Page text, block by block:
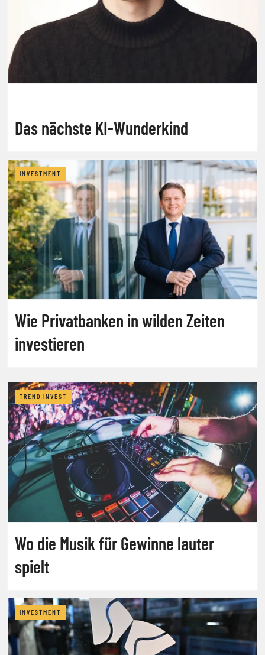
Das nächste KI-Wunderkind
INVESTMENT
Wie Privatbanken in wilden Zeiten
investieren
TREND.INVEST
Wo die Musik für Gewinne lauter
spielt
INVESTMENT